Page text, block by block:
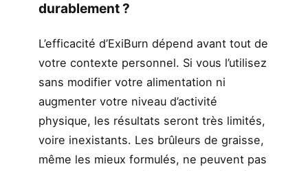
durablement ?
L’efficacité d’ExiBurn dépend avant tout de
votre contexte personnel. Si vous l’utilisez
sans modifier votre alimentation ni
augmenter votre niveau d’activité
physique, les résultats seront très limités,
voire inexistants. Les brûleurs de graisse,
même les mieux formulés, ne peuvent pas